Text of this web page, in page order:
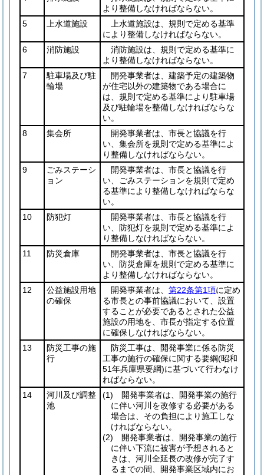
より整備しなければならない。
5
上水道施設
上水道施設は、規則で定める基準
により整備しなければならない。
6
消防施設
消防施設は、規則で定める基準に
より整備しなければならない。
7
駐車場及び駐
輪場
開発事業者は、建築予定の建築物
が住宅以外の建築物である場合に
は、規則で定める基準により駐車場
及び駐輪場を整備しなければならな
い。
8
集会所
開発事業者は、市長と協議を行
い、集会所を規則で定める基準によ
り整備しなければならない。
9
ごみステーシ
ョン
開発事業者は、市長と協議を行
い、ごみステーションを規則で定め
る基準により整備しなければならな
い。
10
防犯灯
開発事業者は、市長と協議を行
い、防犯灯を規則で定める基準によ
り整備しなければならない。
11
防災倉庫
開発事業者は、市長と協議を行
い、防災倉庫を規則で定める基準に
より整備しなければならない。
12
公益施設用地
の確保
開発事業者は、 第22条第1項に定め
る市長との事前協議において、設置
することが必要であるとされた公益
施設の用地を、市長が指定する位置
に確保しなければならない。
13
防災工事の施
行
防災工事は、開発事業に係る防災
工事の施行の確保に関する要綱(昭和
51年兵庫県要綱)に基づいて行わなけ
ればならない。
14
河川及び調整
池
(1) 開発事業者は、開発事業の施行
に伴い河川を改修する必要がある
場合は、その負担により施工しな
ければならない。
(2) 開発事業者は、開発事業の施行
に伴い下流に被害が予想されると
きは、河川全延長の改修が完了す
るまでの間、開発事業区域内にお